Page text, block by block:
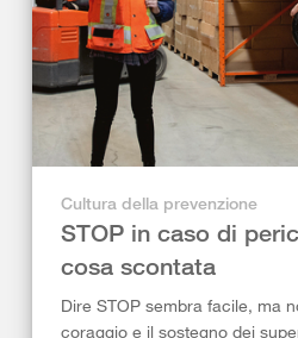
Cultura della prevenzione
STOP in caso di
cosa scontata
Dire STOP sembra facile, ma
coraggio e il sostegno dei